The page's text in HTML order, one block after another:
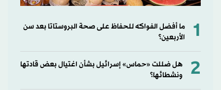
1
ما أفضل الفواكه للحفاظ على صحة البروستاتا بعد سن
الأربعين؟
2
هل ضللت «حماس» إسرائيل بشأن اغتيال بعض قادتها
ونشطائها؟